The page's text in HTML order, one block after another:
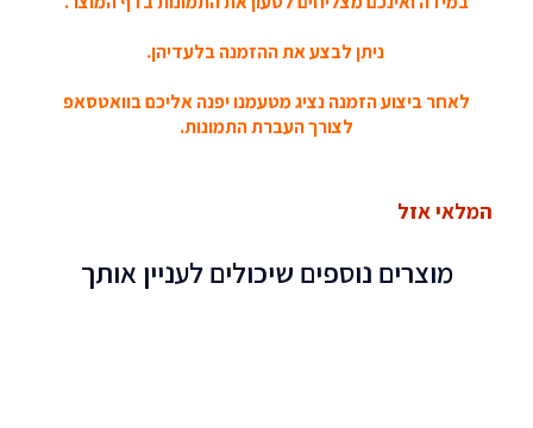
ניתן לבצע את ההזמנה בלעדיהן.
לאחר ביצוע הזמנה נציג מטעמנו יפנה אליכם בוואטסאפ
לצורך העברת התמונות.
המלאי אזל
מוצרים נוספים שיכולים לעניין אותך